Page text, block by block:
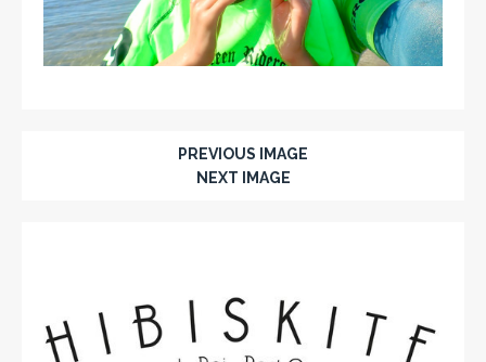
PREVIOUS IMAGE
NEXT IMAGE